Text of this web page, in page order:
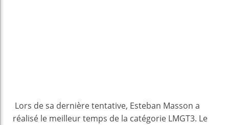
Lors de sa dernière tentative, Esteban Masson a
réalisé le meilleur temps de la catégorie LMGT3. Le